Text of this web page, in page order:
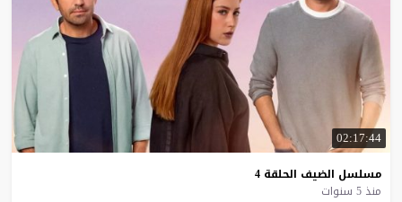
02:17:44
مسلسل الضيف الحلقة 4
منذ 5 سنوات